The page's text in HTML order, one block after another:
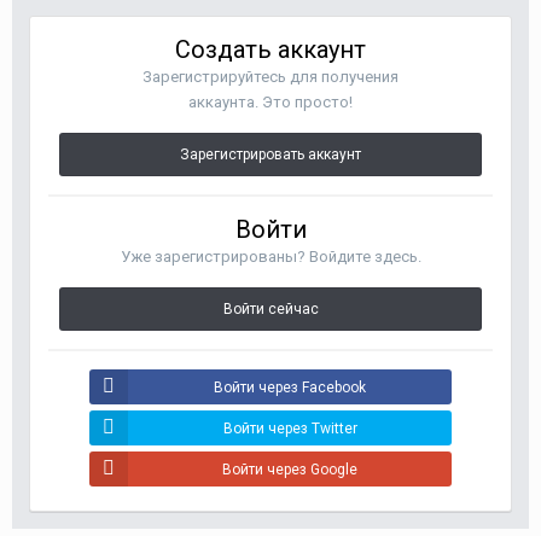
Создать аккаунт
Зарегистрируйтесь для получения
аккаунта. Это просто!
Зарегистрировать аккаунт
Войти
Уже зарегистрированы? Войдите здесь.
Войти сейчас
Войти через Facebook
Войти через Twitter
Войти через Google